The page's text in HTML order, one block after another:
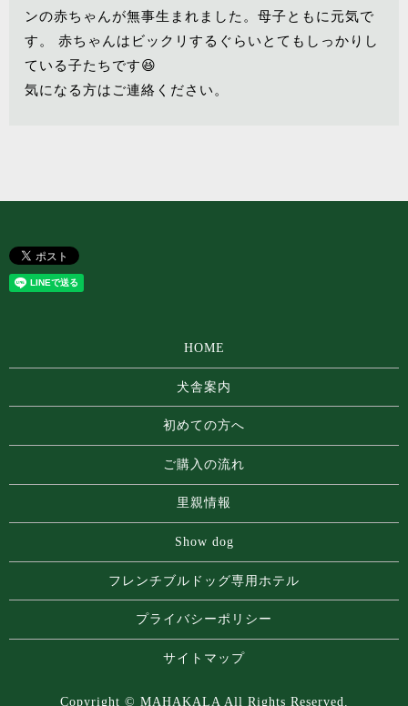
ンの赤ちゃんが無事生まれました。母子ともに元気で
す。 赤ちゃんはビックリするぐらいとてもしっかりし
ている子たちです😆
気になる方はご連絡ください。
HOME
犬舎案内
初めての方へ
ご購入の流れ
里親情報
Show dog
フレンチブルドッグ専⽤ホテル
プライバシーポリシー
サイトマップ
Copyright © MAHAKALA All Rights Reserved.